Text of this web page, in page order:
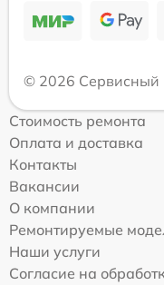
© 2026 Сервисный
Стоимость ремонта
Оплата и доставка
Контакты
Вакансии
О компании
Ремонтируемые
Наши услуги
Согласие на